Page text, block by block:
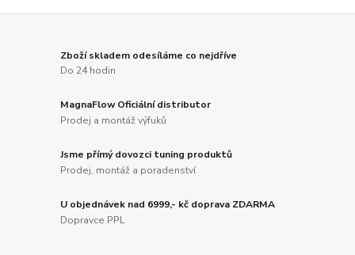
Zboží skladem odesíláme co nejdříve
Do 24 hodin
MagnaFlow Oficiální distributor
Prodej a montáž výfuků
Jsme přímý dovozci tuning produktů
Prodej, montáž a poradenství
U objednávek nad 6999,- kč doprava ZDARMA
Dopravce PPL